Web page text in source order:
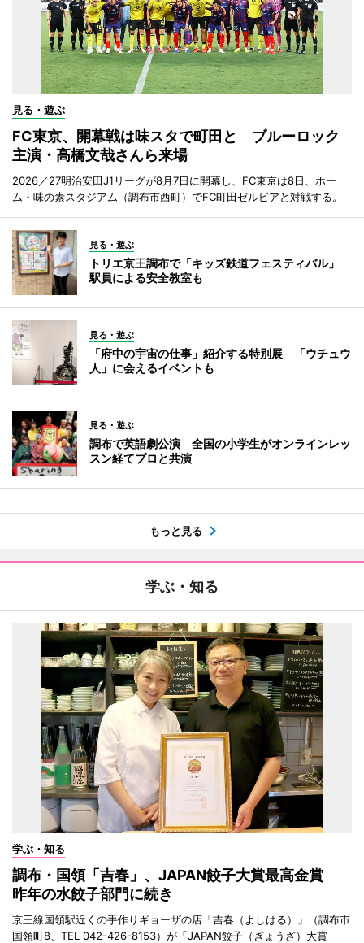
見る・遊ぶ
FC東京、開幕戦は味スタで町田と ブルーロック
主演・高橋文哉さんら来場
2026／27明治安田J1リーグが8月7日に開幕し、FC東京は8日、ホー
ム・味の素スタジアム（調布市西町）でFC町田ゼルビアと対戦する。
見る・遊ぶ
トリエ京王調布で「キッズ鉄道フェスティバル」
駅員による安全教室も
見る・遊ぶ
「府中の宇宙の仕事」紹介する特別展 「ウチュウ
人」に会えるイベントも
見る・遊ぶ
調布で英語劇公演 全国の小学生がオンラインレッ
スン経てプロと共演
もっと見る
学ぶ・知る
学ぶ・知る
調布・国領「吉春」、JAPAN餃子大賞最高金賞
昨年の水餃子部門に続き
京王線国領駅近くの手作りギョーザの店「吉春（よしはる）」（調布市
国領町8、TEL 042-426-8153）が「JAPAN餃子（ぎょうざ）大賞